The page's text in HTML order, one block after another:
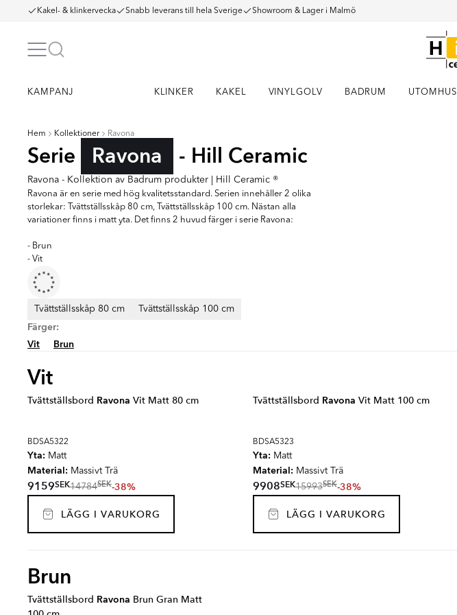
Kakel- & klinkervecka Snabb leverans till hela Sverige Showroom & Lager i Malmö
KAMPANJ KLINKER KAKEL VINYLGOLV BADRUM UTOMHUS
Hem Kollektioner Ravona
Serie Ravona - Hill Ceramic
Ravona - Kollektion av Badrum produkter | Hill Ceramic ®
Ravona är en serie med hög kvalitetsstandard. Serien innehåller 2 olika
storlekar: Tvättställsskåp 80 cm, Tvättställsskåp 100 cm. Nästan alla
variationer finns i matt yta. Det finns 2 huvud färger i serie Ravona:
- Brun
- Vit
Tvättställsskåp 80 cm Tvättställsskåp 100 cm
Färger:
Vit
Brun
Vit
Tvättställsbord Ravona Vit Matt 80 cm
BDSA5322
Yta: Matt
Material: Massivt Trä
9159SEK14784SEK-38%
LÄGG I VARUKORG
Tvättställsbord Ravona Vit Matt 100 cm
BDSA5323
Yta: Matt
Material: Massivt Trä
9908SEK15993SEK-38%
LÄGG I VARUKORG
Brun
Tvättställsbord Ravona Brun Gran Matt